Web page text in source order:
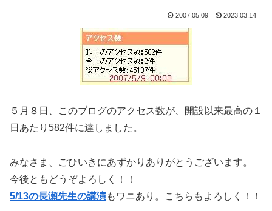
2007.05.09 2023.03.14
５月８日、このブログのアクセス数が、開設以来最高の１
日あたり582件に達しました。
みなさま、ごひいきにあずかりありがとうございます。
今後ともどうぞよろしく！！
5/13の長瀬先生の講演もワニあり。こちらもよろしく！！